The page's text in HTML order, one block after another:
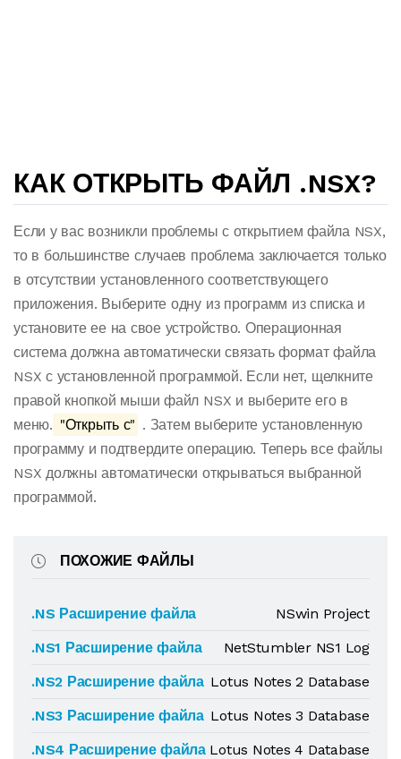
КАК ОТКРЫТЬ ФАЙЛ .NSX?
Если у вас возникли проблемы с открытием файла NSX,
то в большинстве случаев проблема заключается только
в отсутствии установленного соответствующего
приложения. Выберите одну из программ из списка и
установите ее на свое устройство. Операционная
система должна автоматически связать формат файла
NSX с установленной программой. Если нет, щелкните
правой кнопкой мыши файл NSX и выберите его в
меню. "Открыть с" . Затем выберите установленную
программу и подтвердите операцию. Теперь все файлы
NSX должны автоматически открываться выбранной
программой.
ПОХОЖИЕ ФАЙЛЫ
.NS Расширение файла
NSwin Project
.NS1 Расширение файла
NetStumbler NS1 Log
.NS2 Расширение файла Lotus Notes 2 Database
.NS3 Расширение файла Lotus Notes 3 Database
.NS4 Расширение файла Lotus Notes 4 Database